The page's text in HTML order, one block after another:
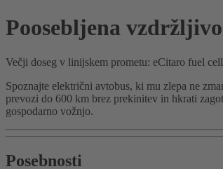
Poosebljena
Večji doseg v linijskem prometu: eCitaro fuel
Spoznajte električni avtobus, ki mu zlepa ne
prevozi do 600 km brez prekinitev in hkrati
gospodarno vožnjo.
Posebnosti